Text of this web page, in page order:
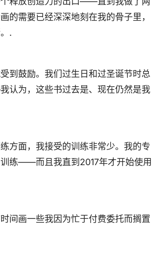
的需要已经深深地刻在我的骨子里，
.
到鼓励。我们过生日和过圣诞节时总
为，这些书过去是、现在仍然是我
方面，我接受的训练非常少。我的专
练——而且我直到2017年才开始使用
间画一些我因为忙于付费委托而搁置